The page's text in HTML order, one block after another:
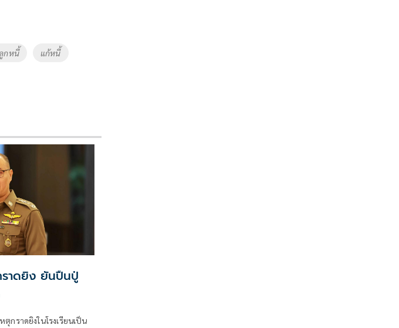
กหนี้ แก้หนี้
ราดยิง ยันปืนปู่
กราดยิงในโรงเรียนเป็น